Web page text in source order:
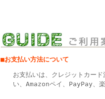
■お支払い方法について
お支払いは、クレジットカー
い、Amazonペイ、PayPay、